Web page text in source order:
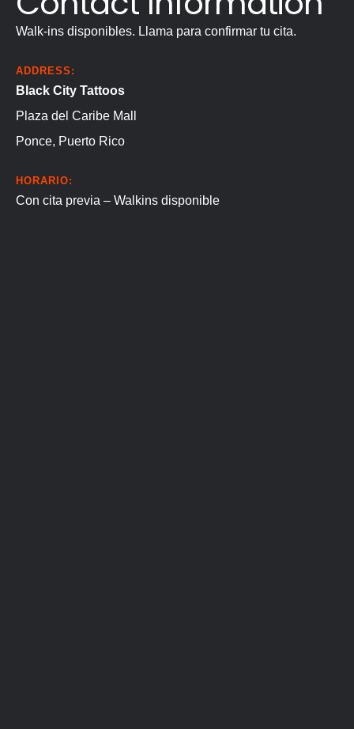
Walk-ins disponibles. Llama para confirmar tu cita.
ADDRESS:
Black City Tattoos
Plaza del Caribe Mall
Ponce, Puerto Rico
HORARIO:
Con cita previa – Walkins disponible